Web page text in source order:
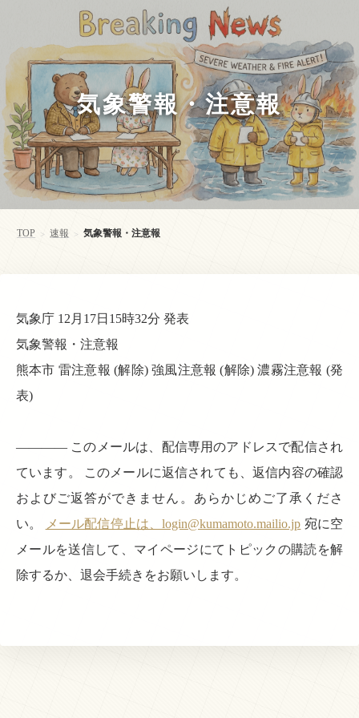
気象警報・注意報
TOP > 速報 > 気象警報・注意報
気象庁 12月17日15時32分 発表
気象警報・注意報
熊本市 雷注意報 (解除) 強風注意報 (解除) 濃霧注意報 (発
表)
———— このメールは、配信専用のアドレスで配信され
ています。 このメールに返信されても、返信内容の確認
およびご返答ができません。あらかじめご了承くださ
い。
メール配信停止は、login@kumamoto.mailio.jp 宛に空
メールを送信して、マイページにてトピックの購読を解
除するか、退会手続きをお願いします。